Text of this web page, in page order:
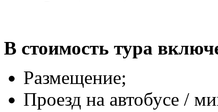
В стоимость тура
Размещение;
Проезд на автобусе /